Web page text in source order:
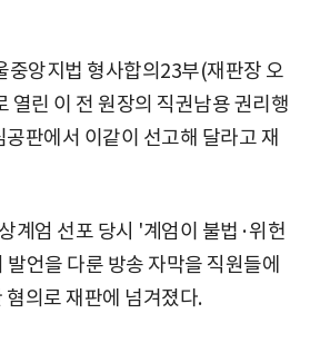
중앙지법 형사합의23부(재판장 오
열린 이 전 원장의 직권남용 권리행
판에서 이같이 선고해 달라고 재
계엄 선포 당시 '계엄이 불법·위헌
언을 다룬 방송 자막을 직원들에
의로 재판에 넘겨졌다.